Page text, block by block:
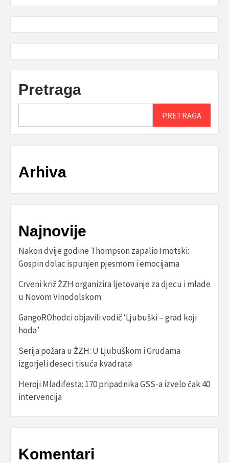
Pretraga
PRETRAGA
Arhiva
Najnovije
Nakon dvije godine Thompson zapalio Imotski:
Gospin dolac ispunjen pjesmom i emocijama
Crveni križ ŽZH organizira ljetovanje za djecu i mlade
u Novom Vinodolskom
GangoROhodci objavili vodič ‘Ljubuški – grad koji
hoda’
Serija požara u ŽZH: U Ljubuškom i Grudama
izgorjeli deseci tisuća kvadrata
Heroji Mladifesta: 170 pripadnika GSS-a izvelo čak 40
intervencija
Komentari